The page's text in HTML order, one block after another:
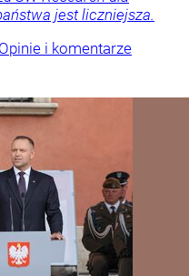
jest liczniejsza.
Opinie i komentarze